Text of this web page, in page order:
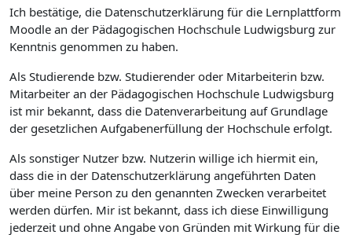
Ich bestätige, die Datenschutzerklärung für die Lernplattform
Moodle an der Pädagogischen Hochschule Ludwigsburg zur
Kenntnis genommen zu haben.
Als Studierende bzw. Studierender oder Mitarbeiterin bzw.
Mitarbeiter an der Pädagogischen Hochschule Ludwigsburg
ist mir bekannt, dass die Datenverarbeitung auf Grundlage
der gesetzlichen Aufgabenerfüllung der Hochschule erfolgt.
Als sonstiger Nutzer bzw. Nutzerin willige ich hiermit ein,
dass die in der Datenschutzerklärung angeführten Daten
über meine Person zu den genannten Zwecken verarbeitet
werden dürfen. Mir ist bekannt, dass ich diese Einwilligung
jederzeit und ohne Angabe von Gründen mit Wirkung für die